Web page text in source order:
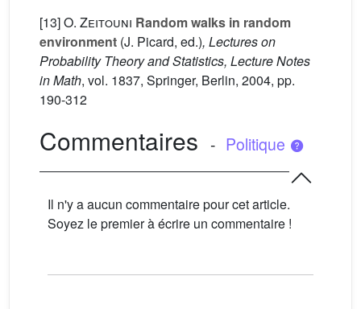
[13]O. Zeitouni Random walks in random
environment (J. Picard, ed.), Lectures on
Probability Theory and Statistics, Lecture Notes
in Math, vol. 1837, Springer, Berlin, 2004, pp.
190-312
Commentaires - Politique
Il n'y a aucun commentaire pour cet article.
Soyez le premier à écrire un commentaire !